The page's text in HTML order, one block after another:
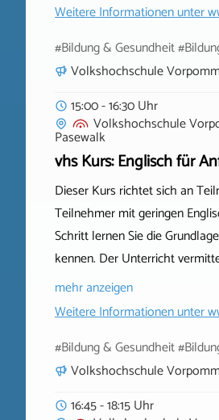
Weitere Informationen unter
#Bildung & Gesundheit
Volkshochschule
15:00 - 16:30 Uhr
Volkshochschule
Pasewalk
vhs Kurs: Englisch für
Dieser Kurs richtet sich an
Teilnehmer mit geringen
Schritt lernen Sie die
kennen. Der Unterricht
mehr anzeigen
Weitere Informationen unter
#Bildung & Gesundheit
Volkshochschule
16:45 - 18:15 Uhr